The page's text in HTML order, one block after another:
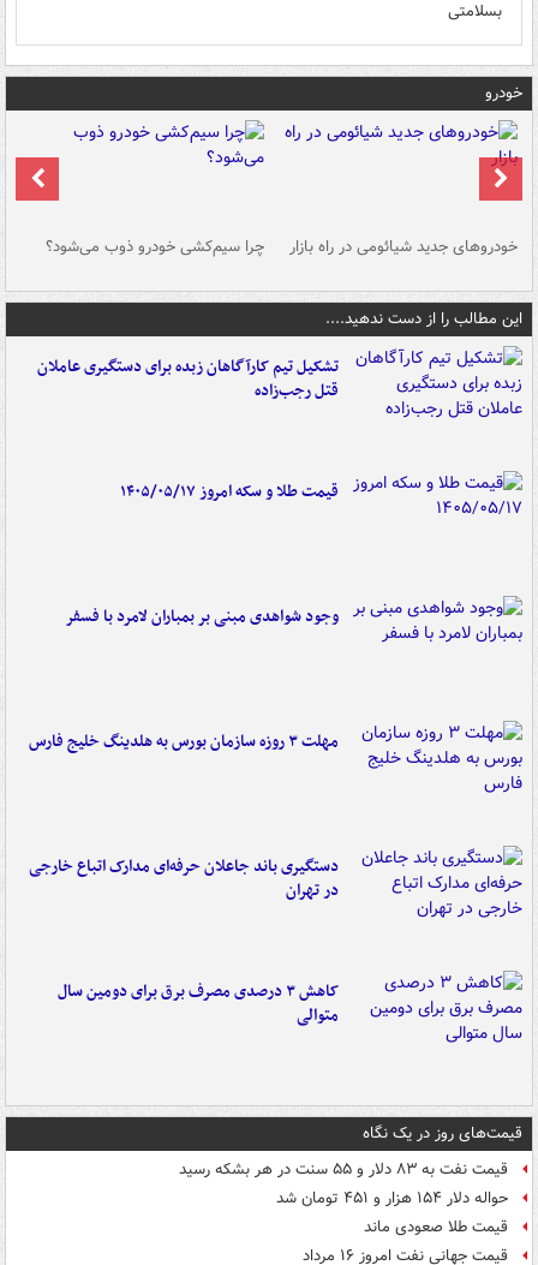
بسلامتی
خودرو
خودروهای جدید شیائومی در راه بازار چرا سیم‌کشی خودرو ذوب می‌شود؟
این مطالب را از دست ندهید....
تشکیل تیم کارآگاهان زبده برای دستگیری عاملان
قتل رجب‌زاده
قیمت طلا و سکه امروز ۱۴۰۵/۰۵/۱۷
وجود شواهدی مبنی بر بمباران لامرد با فسفر
مهلت ۳ روزه سازمان بورس به هلدینگ خلیج فارس
دستگیری باند جاعلان حرفه‌ای مدارک اتباع خارجی
در تهران
کاهش ۳ درصدی مصرف برق برای دومین سال
متوالی
قیمت‌های روز در یک نگاه
قیمت نفت به ۸۳ دلار و ۵۵ سنت در هر بشکه رسید
حواله دلار ۱۵۴ هزار و ۴۵۱ تومان شد
قیمت طلا صعودی ماند
قیمت جهانی نفت امروز ۱۶ مرداد